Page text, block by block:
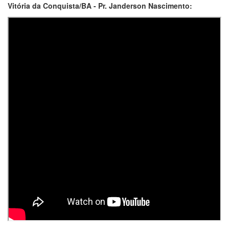
Vitória da Conquista/BA - Pr. Janderson Nascimento: